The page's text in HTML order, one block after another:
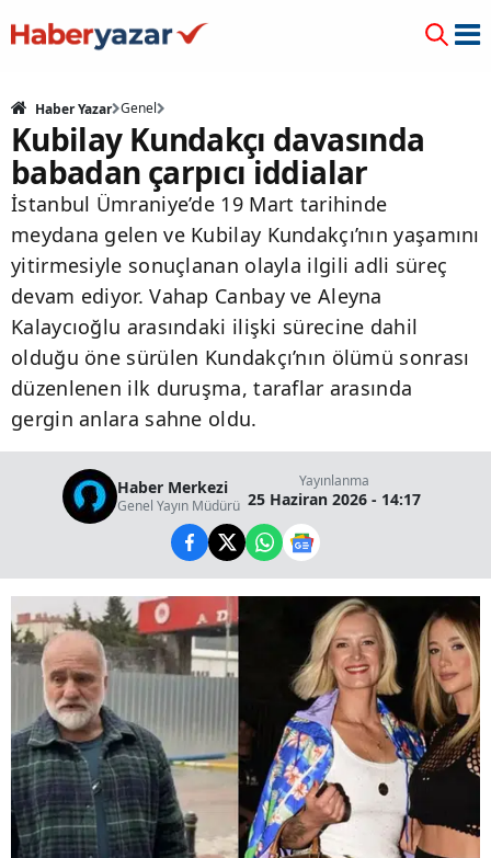
Haber Yazar Genel
Kubilay Kundakçı davasında
babadan çarpıcı iddialar
İstanbul Ümraniye’de 19 Mart tarihinde
meydana gelen ve Kubilay Kundakçı’nın yaşamını
yitirmesiyle sonuçlanan olayla ilgili adli süreç
devam ediyor. Vahap Canbay ve Aleyna
Kalaycıoğlu arasındaki ilişki sürecine dahil
olduğu öne sürülen Kundakçı’nın ölümü sonrası
düzenlenen ilk duruşma, taraflar arasında
gergin anlara sahne oldu.
Haber Merkezi
Genel Yayın Müdürü
Yayınlanma
25 Haziran 2026 - 14:17